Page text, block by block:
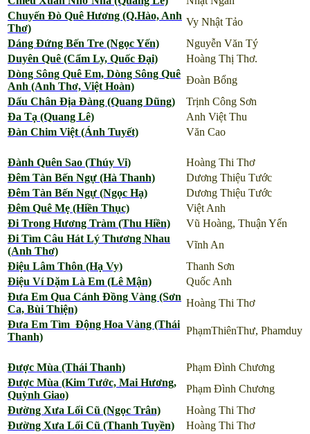
Chuyến Đò Quê Hương (Q.Hào, Anh
Thơ)
Vy Nhật Tảo
Dáng Đứng Bến Tre (Ngọc Yến)
Nguyễn Văn Tý
Duyên Quê (Cẩm Ly, Quốc Đại)
Hoàng Thị Thơ.
Dòng Sông Quê Em, Dòng Sông Quê
Anh (Anh Thơ, Việt Hoàn)
Đoàn Bổng
Dấu Chân Địa Đàng (Quang Dũng)
Trịnh Công Sơn
Đa Tạ (Quang Lê)
Anh Việt Thu
Đàn Chim Việt (Ánh Tuyết)
Văn Cao
Đành Quên Sao (Thúy Vi)
Hoàng Thi Thơ
Đêm Tàn Bến Ngự (Hà Thanh)
Dương Thiệu Tước
Đêm Tàn Bến Ngự (Ngọc Hạ)
Dương Thiệu Tước
Đêm Quê Mẹ (Hiền Thục)
Việt Anh
Đi Trong Hương Tràm (Thu Hiền)
Vũ Hoàng, Thuận Yến
Đi Tìm Câu Hát Lý Thương Nhau
(Anh Thơ)
Vĩnh An
Điệu Lâm Thôn (Hạ Vy)
Thanh Sơn
Điệu Ví Dặm Là Em (Lê Mận)
Quốc Anh
Đưa Em Qua Cánh Đồng Vàng (Sơn
Ca, Bùi Thiện)
Hoàng Thi Thơ
Đưa Em Tìm Động Hoa Vàng (Thái
Thanh)
PhạmThiênThư, Phamduy
Được Mùa (Thái Thanh)
Phạm Đình Chương
Được Mùa (Kim Tước, Mai Hương,
Quỳnh Giao)
Phạm Đình Chương
Đường Xưa Lối Cũ (Ngọc Trân)
Hoàng Thi Thơ
Đường Xưa Lối Cũ (Thanh Tuyền)
Hoàng Thi Thơ